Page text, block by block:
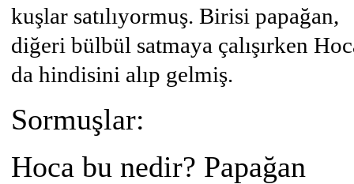
kuşlar satılıyormuş. Birisi papağan,
diğeri bülbül satmaya çalışırken
da hindisini alıp gelmiş.
Sormuşlar:
Hoca bu nedir? Papağan